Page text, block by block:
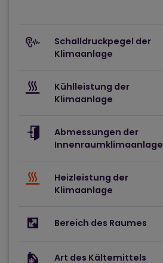
Schalldruckpegel der
Klimaanlage
Kühlleistung der
Klimaanlage
Abmessungen der
Innenraumklimaanlage
Heizleistung der
Klimaanlage
Bereich des Raumes
Art des Kältemittels